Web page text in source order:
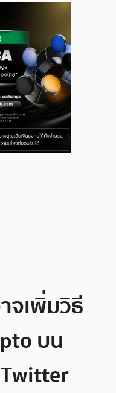
จเพิ่มวิธี
บน